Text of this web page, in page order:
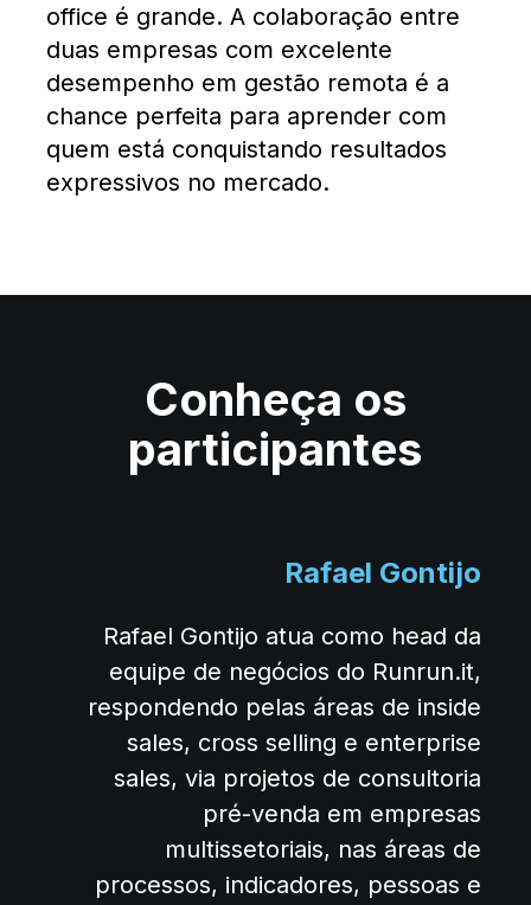
office é grande. A colaboração entre
duas empresas com excelente
desempenho em gestão remota é a
chance perfeita para aprender com
quem está conquistando resultados
expressivos no mercado.
Conheça os
participantes
Rafael Gontijo
Rafael Gontijo atua como head da
equipe de negócios do Runrun.it,
respondendo pelas áreas de inside
sales, cross selling e enterprise
sales, via projetos de consultoria
pré-venda em empresas
multissetoriais, nas áreas de
processos, indicadores, pessoas e